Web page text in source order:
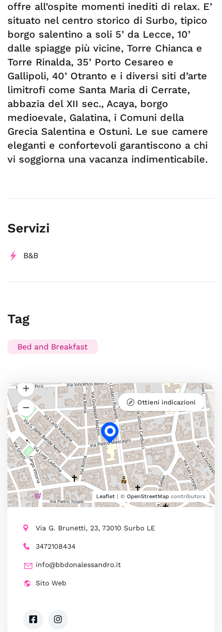
offre all’ospite momenti inediti di relax. E’
situato nel centro storico di Surbo, tipico
borgo salentino a soli 5’ da Lecce, 10’
dalle spiagge più vicine, Torre Chianca e
Torre Rinalda, 35’ Porto Cesareo e
Gallipoli, 40’ Otranto e i diversi siti d’arte
limitrofi come Santa Maria di Cerrate,
abbazia del XII sec., Acaya, borgo
medioevale, Galatina, i Comuni della
Grecia Salentina e Ostuni. Le sue camere
eleganti e confortevoli garantiscono a chi
vi soggiorna una vacanza indimenticabile.
Servizi
B&B
Tag
Bed and Breakfast
Leaflet | © OpenStreetMap contributors
Ottieni indicazioni
Via G. Brunetti, 23, 73010 Surbo LE
3472108434
info@bbdonalessandro.it
Sito Web